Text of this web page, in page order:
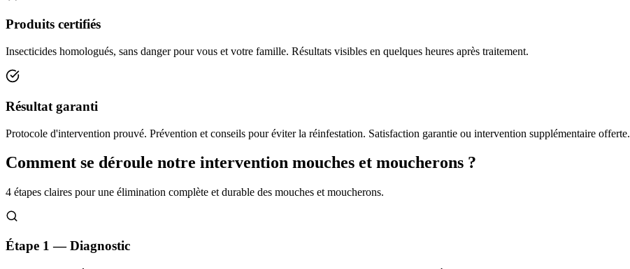
Produits certifiés
Insecticides homologués, sans danger pour vous et votre famille. Résultats visibles en quelques heures après traitement.
Résultat garanti
Protocole d'intervention prouvé. Prévention et conseils pour éviter la réinfestation. Satisfaction garantie ou intervention supplémentaire offerte.
Comment se déroule notre intervention mouches et moucherons ?
4 étapes claires pour une élimination complète et durable des mouches et moucherons.
Étape 1 — Diagnostic